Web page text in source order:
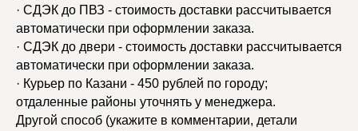
· СДЭК до ПВЗ - стоимость доставки рассчитывается
автоматически при оформлении заказа.
· СДЭК до двери - стоимость доставки рассчитывается
автоматически при оформлении заказа.
· Курьер по Казани - 450 рублей по городу;
отдаленные районы уточнять у менеджера.
Другой способ (укажите в комментарии, детали